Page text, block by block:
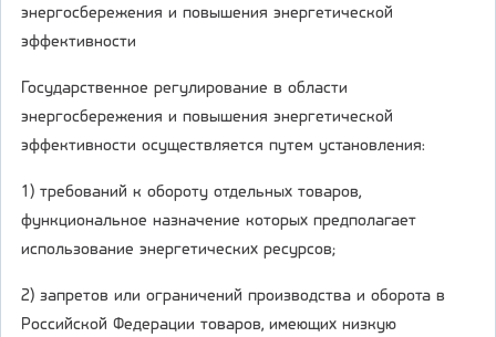
энергосбережения и повышения энергетической
эффективности
Государственное регулирование в области
энергосбережения и повышения энергетической
эффективности осуществляется путем установления:
1) требований к обороту отдельных товаров,
функциональное назначение которых предполагает
использование энергетических ресурсов;
2) запретов или ограничений производства и оборота в
Российской Федерации товаров, имеющих низкую